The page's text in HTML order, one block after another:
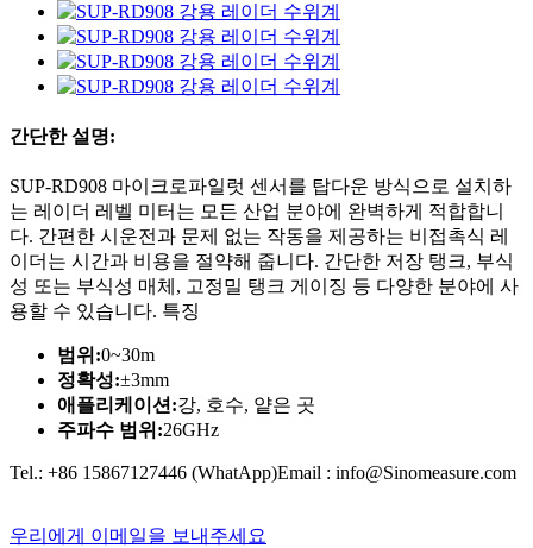
간단한 설명:
SUP-RD908 마이크로파일럿 센서를 탑다운 방식으로 설치하
는 레이더 레벨 미터는 모든 산업 분야에 완벽하게 적합합니
다. 간편한 시운전과 문제 없는 작동을 제공하는 비접촉식 레
이더는 시간과 비용을 절약해 줍니다. 간단한 저장 탱크, 부식
성 또는 부식성 매체, 고정밀 탱크 게이징 등 다양한 분야에 사
용할 수 있습니다. 특징
범위:0~30m
정확성:±3mm
애플리케이션:강, 호수, 얕은 곳
주파수 범위:26GHz
Tel.: +86 15867127446 (WhatApp)Email : info@Sinomeasure.com
우리에게 이메일을 보내주세요